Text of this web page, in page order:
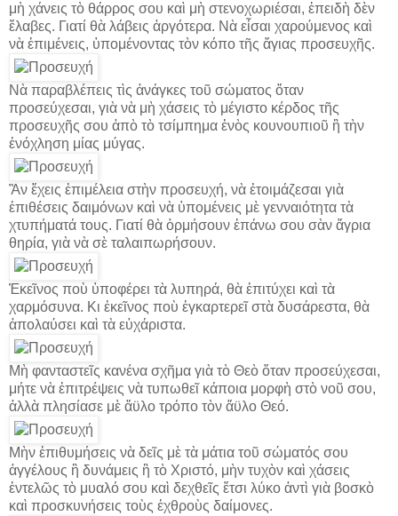
μὴ χάνεις τὸ θάρρος σου καὶ μὴ στενοχωριέσαι, ἐπειδὴ δὲν
ἔλαβες. Γιατί θὰ λάβεις ἀργότερα. Νὰ εἶσαι χαρούμενος καὶ
νὰ ἐπιμένεις, ὑπομένοντας τὸν κόπο τῆς ἅγιας προσευχῆς.
Νὰ παραβλέπεις τὶς ἀνάγκες τοῦ σώματος ὅταν
προσεύχεσαι, γιὰ νὰ μὴ χάσεις τὸ μέγιστο κέρδος τῆς
προσευχῆς σου ἀπὸ τὸ τσίμπημα ἑνὸς κουνουπιοῦ ἢ τὴν
ἐνόχληση μίας μύγας.
Ἂν ἔχεις ἐπιμέλεια στὴν προσευχή, νὰ ἑτοιμάζεσαι γιὰ
ἐπιθέσεις δαιμόνων καὶ νὰ ὑπομένεις μὲ γενναιότητα τὰ
χτυπήματά τους. Γιατί θὰ ὁρμήσουν ἐπάνω σου σὰν ἄγρια
θηρία, γιὰ νὰ σὲ ταλαιπωρήσουν.
Ἐκεῖνος ποὺ ὑποφέρει τὰ λυπηρά, θὰ ἐπιτύχει καὶ τὰ
χαρμόσυνα. Κι ἐκεῖνος ποὺ ἐγκαρτερεῖ στὰ δυσάρεστα, θὰ
ἀπολαύσει καὶ τὰ εὐχάριστα.
Μὴ φανταστεῖς κανένα σχῆμα γιὰ τὸ Θεὸ ὅταν προσεύχεσαι,
μήτε νὰ ἐπιτρέψεις νὰ τυπωθεῖ κάποια μορφὴ στὸ νοῦ σου,
ἀλλὰ πλησίασε μὲ ἄϋλο τρόπο τὸν ἄϋλο Θεό.
Μὴν ἐπιθυμήσεις νὰ δεῖς μὲ τὰ μάτια τοῦ σώματός σου
ἀγγέλους ἢ δυνάμεις ἢ τὸ Χριστό, μὴν τυχὸν καὶ χάσεις
ἐντελῶς τὸ μυαλό σου καὶ δεχθεῖς ἔτσι λύκο ἀντὶ γιὰ βοσκὸ
καὶ προσκυνήσεις τοὺς ἐχθροὺς δαίμονες.